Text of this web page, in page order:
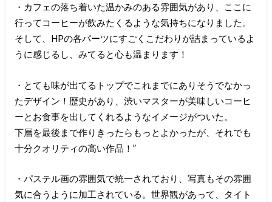
・カフェの落ち着いた温かみのある雰囲気があり、ここに
行ってコーヒーが飲みたくるような気持ちになりました。
そして、HPの各パーツにすごくこだわりが詰まっているよ
うに感じるし、みてると心も温まります！
・とても味が出てるトップでこれまでにありそうでなかっ
たデザイン！歴史があり、渋いマスターが美味しいコーヒ
ーとお食事を出してくれるようなイメージがついた。
下層を最後まで作りきったらもっとよかったが、それでも
十分クオリティの高い作品！”
・パステル画の雰囲気で統一されており、写真もその雰囲
気に合うように加工されている。世界観があって、タイト